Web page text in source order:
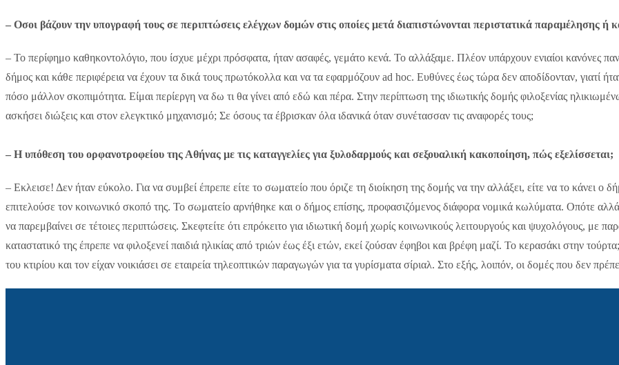
– Οσοι βάζουν την υπογραφή τους σε περιπτώσεις ελέγχων δομών στις οποίες μετά διαπιστώνονται περιστατικά παραμέλησης ή
– Το περίφημο καθηκοντολόγιο, που ίσχυε μέχρι πρόσφατα, ήταν ασαφές, γεμάτο κενά. Το αλλάξαμε. Πλέον υπάρχουν ενιαίοι κανόνες
δήμος και κάθε περιφέρεια να έχουν τα δικά τους πρωτόκολλα και να τα εφαρμόζουν ad hoc. Ευθύνες έως τώρα δεν αποδίδονταν, γιατί
πόσο μάλλον σκοπιμότητα. Είμαι περίεργη να δω τι θα γίνει από εδώ και πέρα. Στην περίπτωση της ιδιωτικής δομής φιλοξενίας
ασκήσει διώξεις και στον ελεγκτικό μηχανισμό; Σε όσους τα έβρισκαν όλα ιδανικά όταν συνέτασσαν τις αναφορές τους;
– Η υπόθεση του ορφανοτροφείου της Αθήνας με τις καταγγελίες για ξυλοδαρμούς και σεξουαλική κακοποίηση, πώς εξελίσσεται;
– Εκλεισε! Δεν ήταν εύκολο. Για να συμβεί έπρεπε είτε το σωματείο που όριζε τη διοίκηση της δομής να την αλλάξει, είτε να το κάνει ο
επιτελούσε τον κοινωνικό σκοπό της. Το σωματείο αρνήθηκε και ο δήμος επίσης, προφασιζόμενος διάφορα νομικά κωλύματα. Οπότε
να παρεμβαίνει σε τέτοιες περιπτώσεις. Σκεφτείτε ότι επρόκειτο για ιδιωτική δομή χωρίς κοινωνικούς λειτουργούς και ψυχολόγους,
καταστατικό της έπρεπε να φιλοξενεί παιδιά ηλικίας από τριών έως έξι ετών, εκεί ζούσαν έφηβοι και βρέφη μαζί. Το κερασάκι στην
του κτιρίου και τον είχαν νοικιάσει σε εταιρεία τηλεοπτικών παραγωγών για τα γυρίσματα σίριαλ. Στο εξής, λοιπόν, οι δομές που δεν